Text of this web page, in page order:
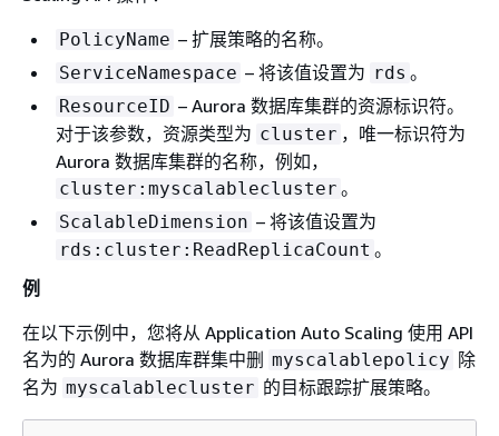
PolicyName – 扩展策略的名称。
ServiceNamespace – 将该值设置为 rds 。
ResourceID – Aurora 数据库集群的资源标识符。
对于该参数，资源类型为 cluster ，唯一标识符为
Aurora 数据库集群的名称，例如，
cluster:myscalablecluster 。
ScalableDimension – 将该值设置为
rds:cluster:ReadReplicaCount 。
例
在以下示例中，您将从 Application Auto Scaling 使用 API
名为的 Aurora 数据库群集中删 myscalablepolicy 除
名为 myscalablecluster 的目标跟踪扩展策略。